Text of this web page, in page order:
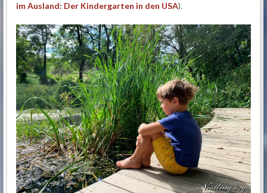
im Ausland: Der Kindergarten in den USA).